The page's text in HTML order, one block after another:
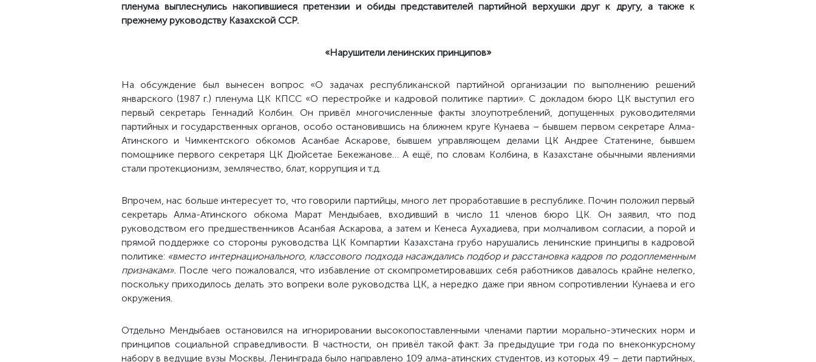
пленума выплеснулись накопившиеся претензии и обиды представителей партийной верхушки друг к другу, а также к
прежнему руководству Казахской ССР.
«Нарушители ленинских принципов»
На обсуждение был вынесен вопрос «О задачах республиканской партийной организации по выполнению решений
январского (1987 г.) пленума ЦК КПСС «О перестройке и кадровой политике партии». С докладом бюро ЦК выступил его
первый секретарь Геннадий Колбин. Он привёл многочисленные факты злоупотреблений, допущенных руководителями
партийных и государственных органов, особо остановившись на ближнем круге Кунаева – бывшем первом секретаре Алма-
Атинского и Чимкентского обкомов Асанбае Аскарове, бывшем управляющем делами ЦК Андрее Статенине, бывшем
помощнике первого секретаря ЦК Дюйсетае Бекежанове… А ещё, по словам Колбина, в Казахстане обычными явлениями
стали протекционизм, землячество, блат, коррупция и т.д.
Впрочем, нас больше интересует то, что говорили партийцы, много лет проработавшие в республике. Почин положил первый
секретарь Алма-Атинского обкома Марат Мендыбаев, входивший в число 11 членов бюро ЦК. Он заявил, что под
руководством его предшественников Асанбая Аскарова, а затем и Кенеса Аухадиева, при молчаливом согласии, а порой и
прямой поддержке со стороны руководства ЦК Компартии Казахстана грубо нарушались ленинские принципы в кадровой
политике: «вместо интернационального, классового подхода насаждались подбор и расстановка кадров по родоплеменным
признакам». После чего пожаловался, что избавление от скомпрометировавших себя работников давалось крайне нелегко,
поскольку приходилось делать это вопреки воле руководства ЦК, а нередко даже при явном сопротивлении Кунаева и его
окружения.
Отдельно Мендыбаев остановился на игнорировании высокопоставленными членами партии морально-этических норм и
принципов социальной справедливости. В частности, он привёл такой факт. За предыдущие три года по внеконкурсному
набору в ведущие вузы Москвы, Ленинграда было направлено 109 алма-атинских студентов, из которых 49 – дети партийных,